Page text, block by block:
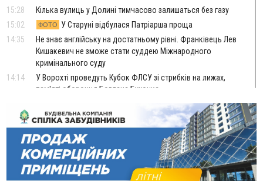
15:28
Кілька вулиць у Долині тимчасово залишаться без газу
15:02
ФОТО
У Старуні відбулася Патріарша проща
14:35
Не знає англійську на достатньому рівні. Франківець Лев
Кишакевич не зможе стати суддею Міжнародного
кримінального суду
14:14
У Ворохті проведуть Кубок ФЛСУ зі стрибків на лижах,
пам'яті оборонця Богдана Бухонка
На Калущині розшукали чоловіка, який три дні
блукав у лісі
13:14
Боднар розповів про реакцію влади Польщі на атаки на
українців та про зміни після 23 серпня
12:31
ВІДЕО "Едельвейси" щемливо привітали рідну Коломию з
Днем міста